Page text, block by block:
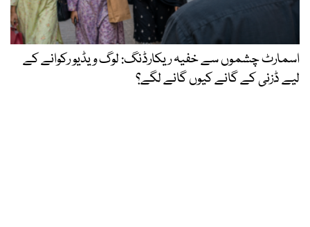
اسمارٹ چشموں سے خفیہ ریکارڈنگ: لوگ ویڈیو رکوانے کے
لیے ڈزنی کے گانے کیوں گانے لگے؟